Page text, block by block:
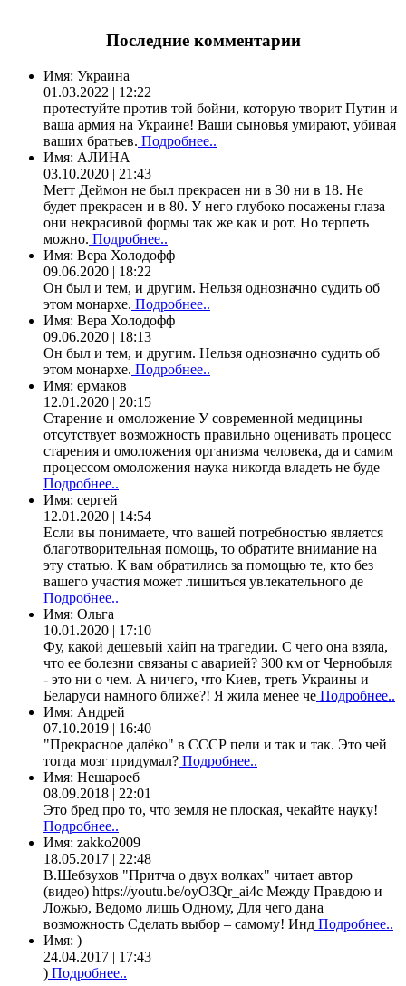
Последние комментарии
Имя: Украина
01.03.2022 | 12:22
протестуйте против той бойни, которую творит Путин и
ваша армия на Украине! Ваши сыновья умирают, убивая
ваших братьев. Подробнее..
Имя: АЛИНА
03.10.2020 | 21:43
Метт Деймон не был прекрасен ни в 30 ни в 18. Не
будет прекрасен и в 80. У него глубоко посажены глаза
они некрасивой формы так же как и рот. Но терпеть
можно. Подробнее..
Имя: Вера Холодофф
09.06.2020 | 18:22
Он был и тем, и другим. Нельзя однозначно судить об
этом монархе. Подробнее..
Имя: Вера Холодофф
09.06.2020 | 18:13
Он был и тем, и другим. Нельзя однозначно судить об
этом монархе. Подробнее..
Имя: ермаков
12.01.2020 | 20:15
Старение и омоложение У современной медицины
отсутствует возможность правильно оценивать процесс
старения и омоложения организма человека, да и самим
процессом омоложения наука никогда владеть не буде
Подробнее..
Имя: сергей
12.01.2020 | 14:54
Если вы понимаете, что вашей потребностью является
благотворительная помощь, то обратите внимание на
эту статью. К вам обратились за помощью те, кто без
вашего участия может лишиться увлекательного де
Подробнее..
Имя: Ольга
10.01.2020 | 17:10
Фу, какой дешевый хайп на трагедии. С чего она взяла,
что ее болезни связаны с аварией? 300 км от Чернобыля
- это ни о чем. А ничего, что Киев, треть Украины и
Беларуси намного ближе?! Я жила менее че Подробнее..
Имя: Андрей
07.10.2019 | 16:40
"Прекрасное далёко" в СССР пели и так и так. Это чей
тогда мозг придумал? Подробнее..
Имя: Нешароеб
08.09.2018 | 22:01
Это бред про то, что земля не плоская, чекайте науку!
Подробнее..
Имя: zakko2009
18.05.2017 | 22:48
В.Шебзухов "Притча о двух волках" читает автор
(видео) https://youtu.be/oyO3Qr_ai4c Между Правдою и
Ложью, Ведомо лишь Одному, Для чего дана
возможность Сделать выбор – самому! Инд Подробнее..
Имя: )
24.04.2017 | 17:43
) Подробнее..